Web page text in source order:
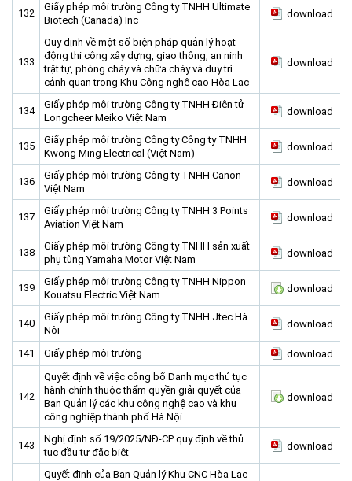
132
Giấy phép môi trường Công ty TNHH Ultimate
Biotech (Canada) Inc
download
133
Quy định về một số biện pháp quản lý hoạt
động thi công xây dựng, giao thông, an ninh
trật tự, phòng cháy và chữa cháy và duy trì
cảnh quan trong Khu Công nghệ cao Hòa Lạc
download
134
Giấy phép môi trường Công ty TNHH Điện tử
Longcheer Meiko Việt Nam
download
135
Giấy phép môi trường Công ty Công ty TNHH
Kwong Ming Electrical (Việt Nam)
download
136
Giấy phép môi trường Công ty TNHH Canon
Việt Nam
download
137
Giấy phép môi trường Công ty TNHH 3 Points
Aviation Việt Nam
download
138
Giấy phép môi trường Công ty TNHH sản xuất
phụ tùng Yamaha Motor Việt Nam
download
139
Giấy phép môi trường Công ty TNHH Nippon
Kouatsu Electric Việt Nam
download
140
Giấy phép môi trường Công ty TNHH Jtec Hà
Nội
download
141 Giấy phép môi trường download
142
Quyết định về việc công bố Danh mục thủ tục
hành chính thuộc thẩm quyền giải quyết của
Ban Quản lý các khu công nghệ cao và khu
công nghiệp thành phố Hà Nội
download
143
Nghị định số 19/2025/NĐ-CP quy định về thủ
tục đầu tư đặc biệt
download
Quyết định của Ban Quản lý Khu CNC Hòa Lạc